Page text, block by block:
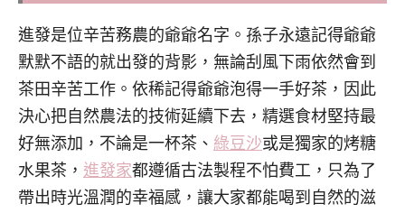
進發是位辛苦務農的爺爺名字。孫子永遠記得爺爺
默默不語的就出發的背影，無論刮風下雨依然會到
茶田辛苦工作。依稀記得爺爺泡得一手好茶，因此
決心把自然農法的技術延續下去，精選食材堅持最
好無添加，不論是一杯茶、 綠豆沙或是獨家的烤糖
水果茶， 進發家都遵循古法製程不怕費工，只為了
帶出時光溫潤的幸福感，讓大家都能喝到自然的滋